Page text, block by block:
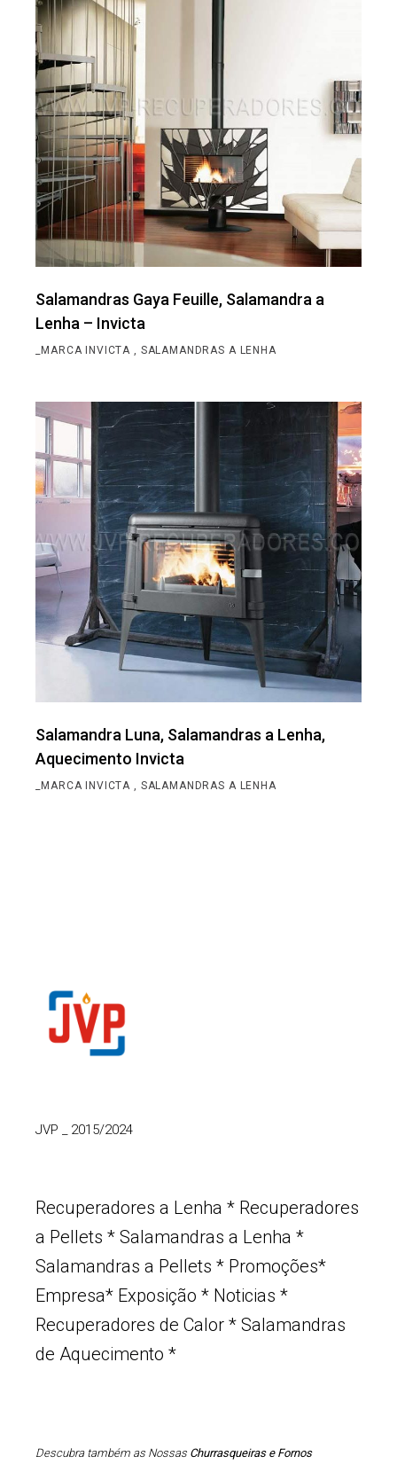
Salamandras Gaya Feuille, Salamandra a
Lenha – Invicta
_MARCA INVICTA SALAMANDRAS A LENHA
Salamandra Luna, Salamandras a Lenha,
Aquecimento Invicta
_MARCA INVICTA SALAMANDRAS A LENHA
JVP 2015/2024
Recuperadores a Lenha * Recuperadores
a Pellets *Salamandras a Lenha *
Salamandras a Pellets * Promoções*
Empresa* Exposição* Noticias *
Recuperadores de Calor *Salamandras
de Aquecimento *
Descubra também as Nossas Churrasqueiras e Fornos